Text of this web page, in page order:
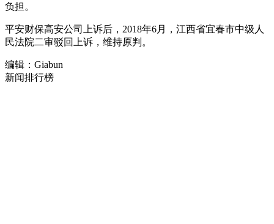
负担。
平安财保高安公司上诉后，2018年6月，江西省宜春市中级人
民法院二审驳回上诉，维持原判。
编辑：Giabun
新闻排行榜